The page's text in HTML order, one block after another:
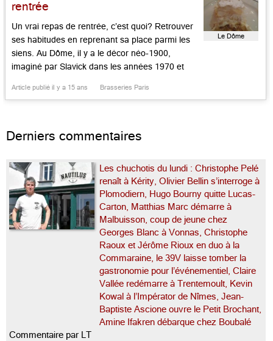
rentrée
Un vrai repas de rentrée, c’est quoi? Retrouver
ses habitudes en reprenant sa place parmi les
siens. Au Dôme, il y a le décor néo-1900,
imaginé par Slavick dans les années 1970 et
complice, en smoking, svp, avec des chefs
Article publié il y a 15 ans Brasseries Paris
Le Dôme
Derniers commentaires
Les chuchotis du lundi : Christophe Pelé
renaît à Kérity, Olivier Bellin s’interroge à
Plomodiern, Hugo Bourny quitte Lucas-
Carton, Matthias Marc démarre à
Malbuisson, coup de jeune chez
Georges Blanc à Vonnas, Christophe
Raoux et Jérôme Rioux en duo à la
Commaraine, le 39V laisse tomber la
gastronomie pour l’événementiel, Claire
Vallée redémarre à Trentemoult, Kevin
Kowal à l’Impérator de Nîmes, Jean-
Baptiste Ascione ouvre le Petit Brochant,
Amine Ifakren débarque chez Boubalé
Commentaire par LT